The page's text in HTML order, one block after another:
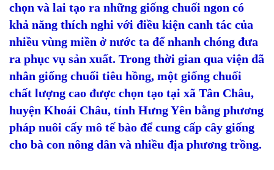
chọn và lai tạo ra những giống chuối ngon có
khả năng thích nghi với điều kiện canh tác của
nhiều vùng miền ở nước ta để nhanh chóng đưa
ra phục vụ sản xuất. Trong thời gian qua viện đã
nhân giống chuối tiêu hồng, một giống chuối
chất lượng cao được chọn tạo tại xã Tân Châu,
huyện Khoái Châu, tỉnh Hưng Yên bằng phương
pháp nuôi cấy mô tế bào để cung cấp cây giống
cho bà con nông dân và nhiều địa phương trồng.